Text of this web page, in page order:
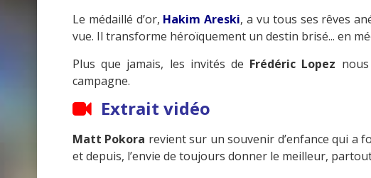
Le médaillé d’or, Hakim Areski, a vu tous ses rêves
vue. Il transforme héroïquement un destin brisé... en
Plus que jamais, les invités de Frédéric Lopez
campagne.
Extrait vidéo
Matt Pokora revient sur un souvenir d’enfance qui a
et depuis, l’envie de toujours donner le meilleur,